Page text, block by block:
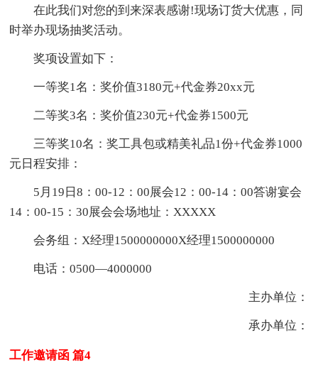
在此我们对您的到来深表感谢!现场订货大优惠，同
时举办现场抽奖活动。
奖项设置如下：
一等奖1名：奖价值3180元+代金券20xx元
二等奖3名：奖价值230元+代金券1500元
三等奖10名：奖工具包或精美礼品1份+代金券1000
元日程安排：
5月19日8：00-12：00展会12：00-14：00答谢宴会
14：00-15：30展会会场地址：XXXXX
会务组：X经理1500000000X经理1500000000
电话：0500—4000000
主办单位：
承办单位：
工作邀请函 篇4